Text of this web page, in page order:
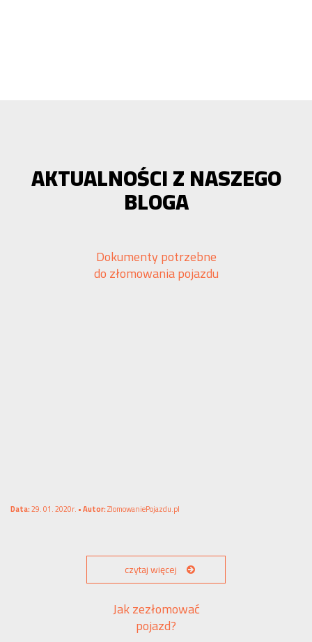
AKTUALNOŚCI Z NASZEGO
BLOGA
Dokumenty potrzebne
do złomowania pojazdu
Data:29. 01. 2020r. •Autor:ZlomowaniePojazdu.pl
czytaj więcej
Jak zezłomować
pojazd?